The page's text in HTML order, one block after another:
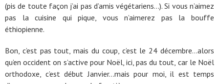
(pis de toute façon j’ai pas d’amis végétariens…). Si vous n’aimez
pas la cuisine qui pique, vous n’aimerez pas la bouffe
éthiopienne.
Bon, c’est pas tout, mais du coup, c’est le 24 décembre…alors
qu’en occident on s’active pour Noël, ici, pas du tout, car le Noël
orthodoxe, c’est début Janvier…mais pour moi, il est temps